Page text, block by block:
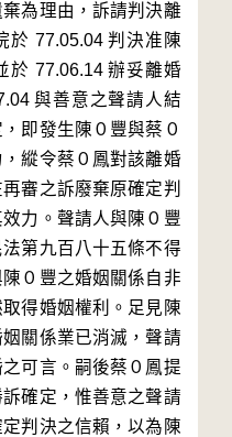
為理由，訴請判決離
於 77.05.04 判決准陳
於 77.06.14 辦妥離婚
與善意之聲請人結
即發生陳０豐與蔡０
縱令蔡０鳳對該離婚
審之訴廢棄原確定判
力。聲請人與陳０豐
第九百八十五條不得
０豐之婚姻關係自非
得婚姻權利。足見陳
關係業已消滅，聲請
可言。嗣後蔡０鳳提
確定，惟善意之聲請
判決之信賴，以為陳